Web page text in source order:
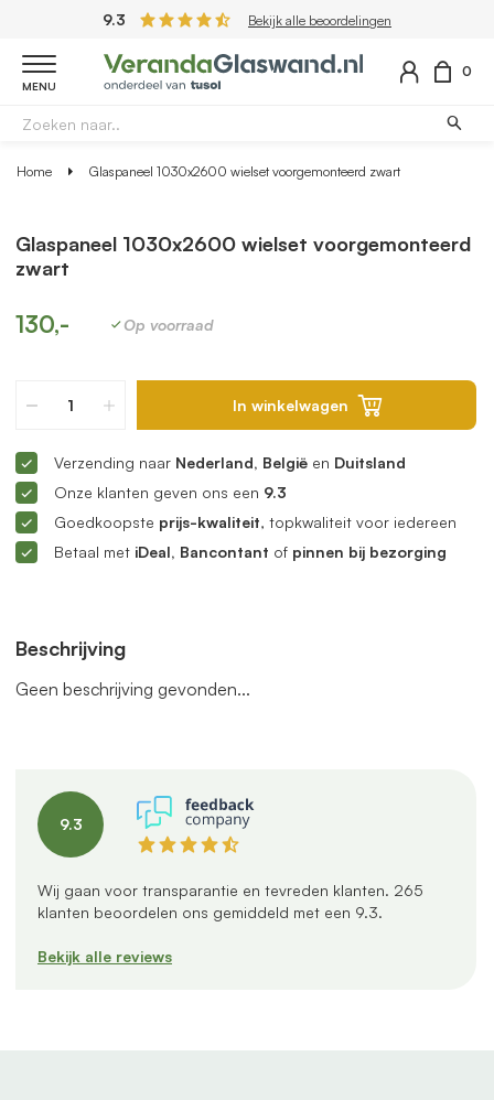
9.3 Bekijk alle beoordelingen
MENU
0
Home Glaspaneel 1030x2600 wielset voorgemonteerd zwart
Beschrijving
Geen beschrijving gevonden...
9.3
Wij gaan voor transparantie en tevreden klanten. 265
klanten beoordelen ons gemiddeld met een 9.3.
Bekijk alle reviews
Glaspaneel 1030x2600 wielset voorgemonteerd
zwart
130,- Op voorraad
In winkelwagen
Verzending naar Nederland, België en Duitsland
Onze klanten geven ons een 9.3
Goedkoopste prijs-kwaliteit, topkwaliteit voor iedereen
Betaal met iDeal, Bancontant of pinnen bij bezorging